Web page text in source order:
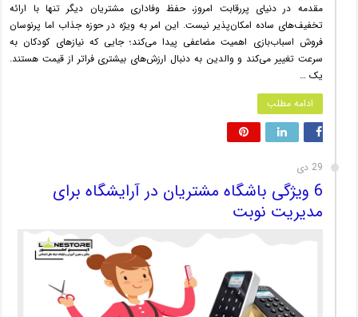
مقدمه در دنیای پررقابت امروز، حفظ وفاداری مشتریان دیگر تنها با ارائه
تخفیف‌های ساده امکان‌پذیر نیست. این امر به ویژه در حوزه جذاب اما پرنوسان
فروش اسباب‌بازی اهمیت مضاعفی پیدا می‌کند؛ جایی که نیازهای کودکان به
سرعت تغییر می‌کند و والدین به دنبال ارزش‌های بیشتری فراتر از قیمت هستند.
یک …
ادامه مطلب
29 دی
6 ویژگی باشگاه مشتریان در آرایشگاه برای
مدیریت نوبت